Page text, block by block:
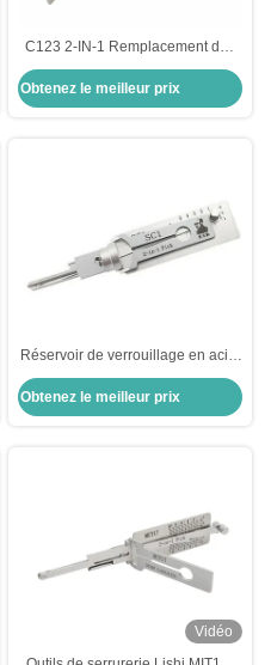
C123 2-IN-1 Remplacement des
serrures de porte à Schlage
Obtenez le meilleur prix
Réservoir de verrouillage en acier
inoxydable Lishi 2 en 1
Obtenez le meilleur prix
Vidéo